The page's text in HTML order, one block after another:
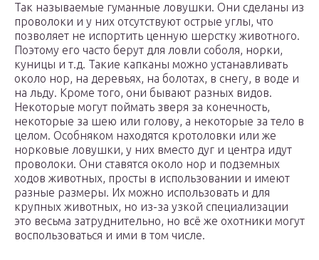
Так называемые гуманные ловушки. Они сделаны из
проволоки и у них отсутствуют острые углы, что
позволяет не испортить ценную шерстку животного.
Поэтому его часто берут для ловли соболя, норки,
куницы и т.д. Такие капканы можно устанавливать
около нор, на деревьях, на болотах, в снегу, в воде и
на льду. Кроме того, они бывают разных видов.
Некоторые могут поймать зверя за конечность,
некоторые за шею или голову, а некоторые за тело в
целом. Особняком находятся кротоловки или же
норковые ловушки, у них вместо дуг и центра идут
проволоки. Они ставятся около нор и подземных
ходов животных, просты в использовании и имеют
разные размеры. Их можно использовать и для
крупных животных, но из-за узкой специализации
это весьма затруднительно, но всё же охотники могут
воспользоваться и ими в том числе.